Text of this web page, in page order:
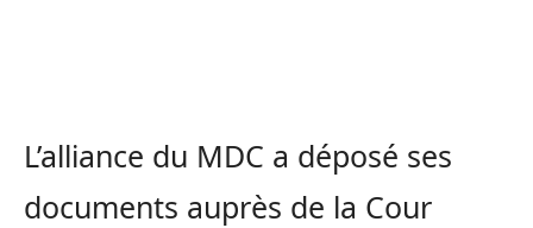
L’alliance du MDC a déposé ses
documents auprès de la Cour